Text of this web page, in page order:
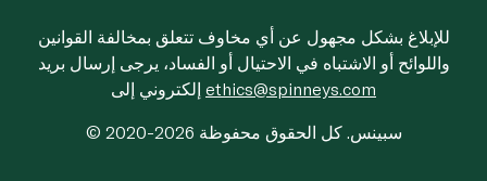
للإبلاغ بشكل مجهول عن أي مخاوف تتعلق بمخالفة القوانين
واللوائح أو الاشتباه في الاحتيال أو الفساد، يرجى إرسال بريد
ethics@spinneys.com
© 2020-2026 سبينس. كل الحقوق محفوظة